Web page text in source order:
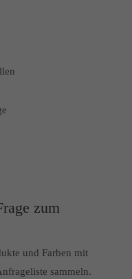
zum
und Farben mit
sammeln.